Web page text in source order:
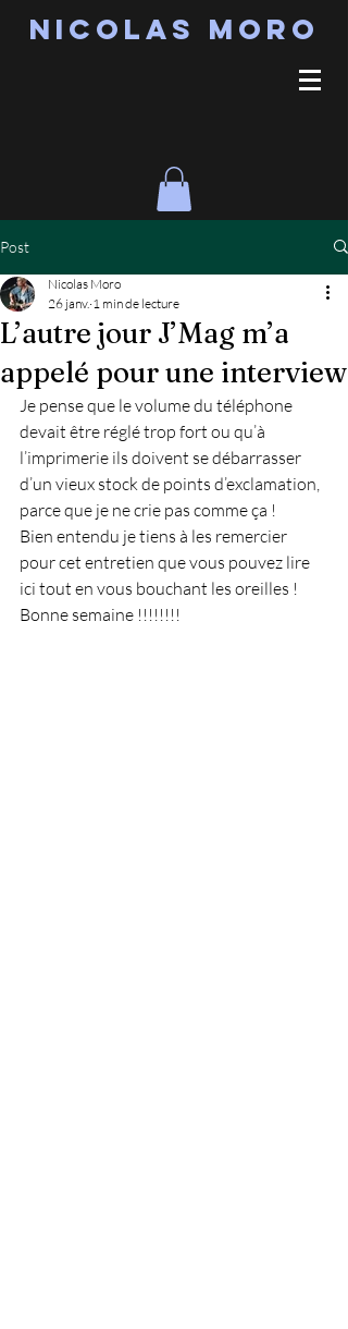
Nicolas MORO
Post
L’autre jour J’Mag m’a
appelé pour une interview
Nicolas Moro
26 janv. 1 min de lecture
Je pense que le volume du téléphone
devait être réglé trop fort ou qu’à
l’imprimerie ils doivent se débarrasser
d’un vieux stock de points d’exclamation,
parce que je ne crie pas comme ça !
Bien entendu je tiens à les remercier
pour cet entretien que vous pouvez lire
ici tout en vous bouchant les oreilles !
Bonne semaine !!!!!!!!